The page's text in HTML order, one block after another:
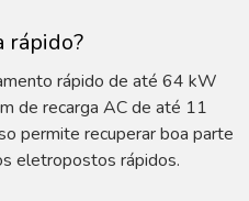
rápido?
rápido de até 64 kW
de recarga AC de até 11
permite recuperar boa parte
eletropostos rápidos.